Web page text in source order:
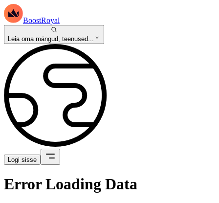
BoostRoyal
Leia oma mängud, teenused...
Logi sisse
Error Loading Data